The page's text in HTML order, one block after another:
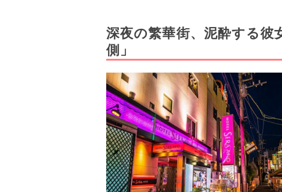
深夜の繁華街、泥酔する
側」